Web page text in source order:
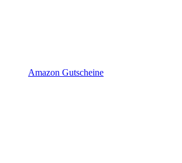
Amazon Gutscheine